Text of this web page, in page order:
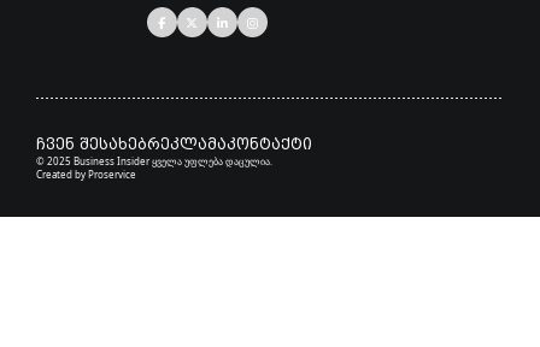
ჩვენ შესახებრეკლამაკონტაქტი
© 2025 Business Insider ყველა უფლება დაცულია.
Created byProservice